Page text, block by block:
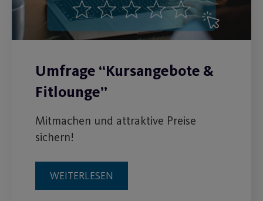
Umfrage “Kursangebote &
Fitlounge”
Mitmachen und attraktive Preise
sichern!
WEITERLESEN